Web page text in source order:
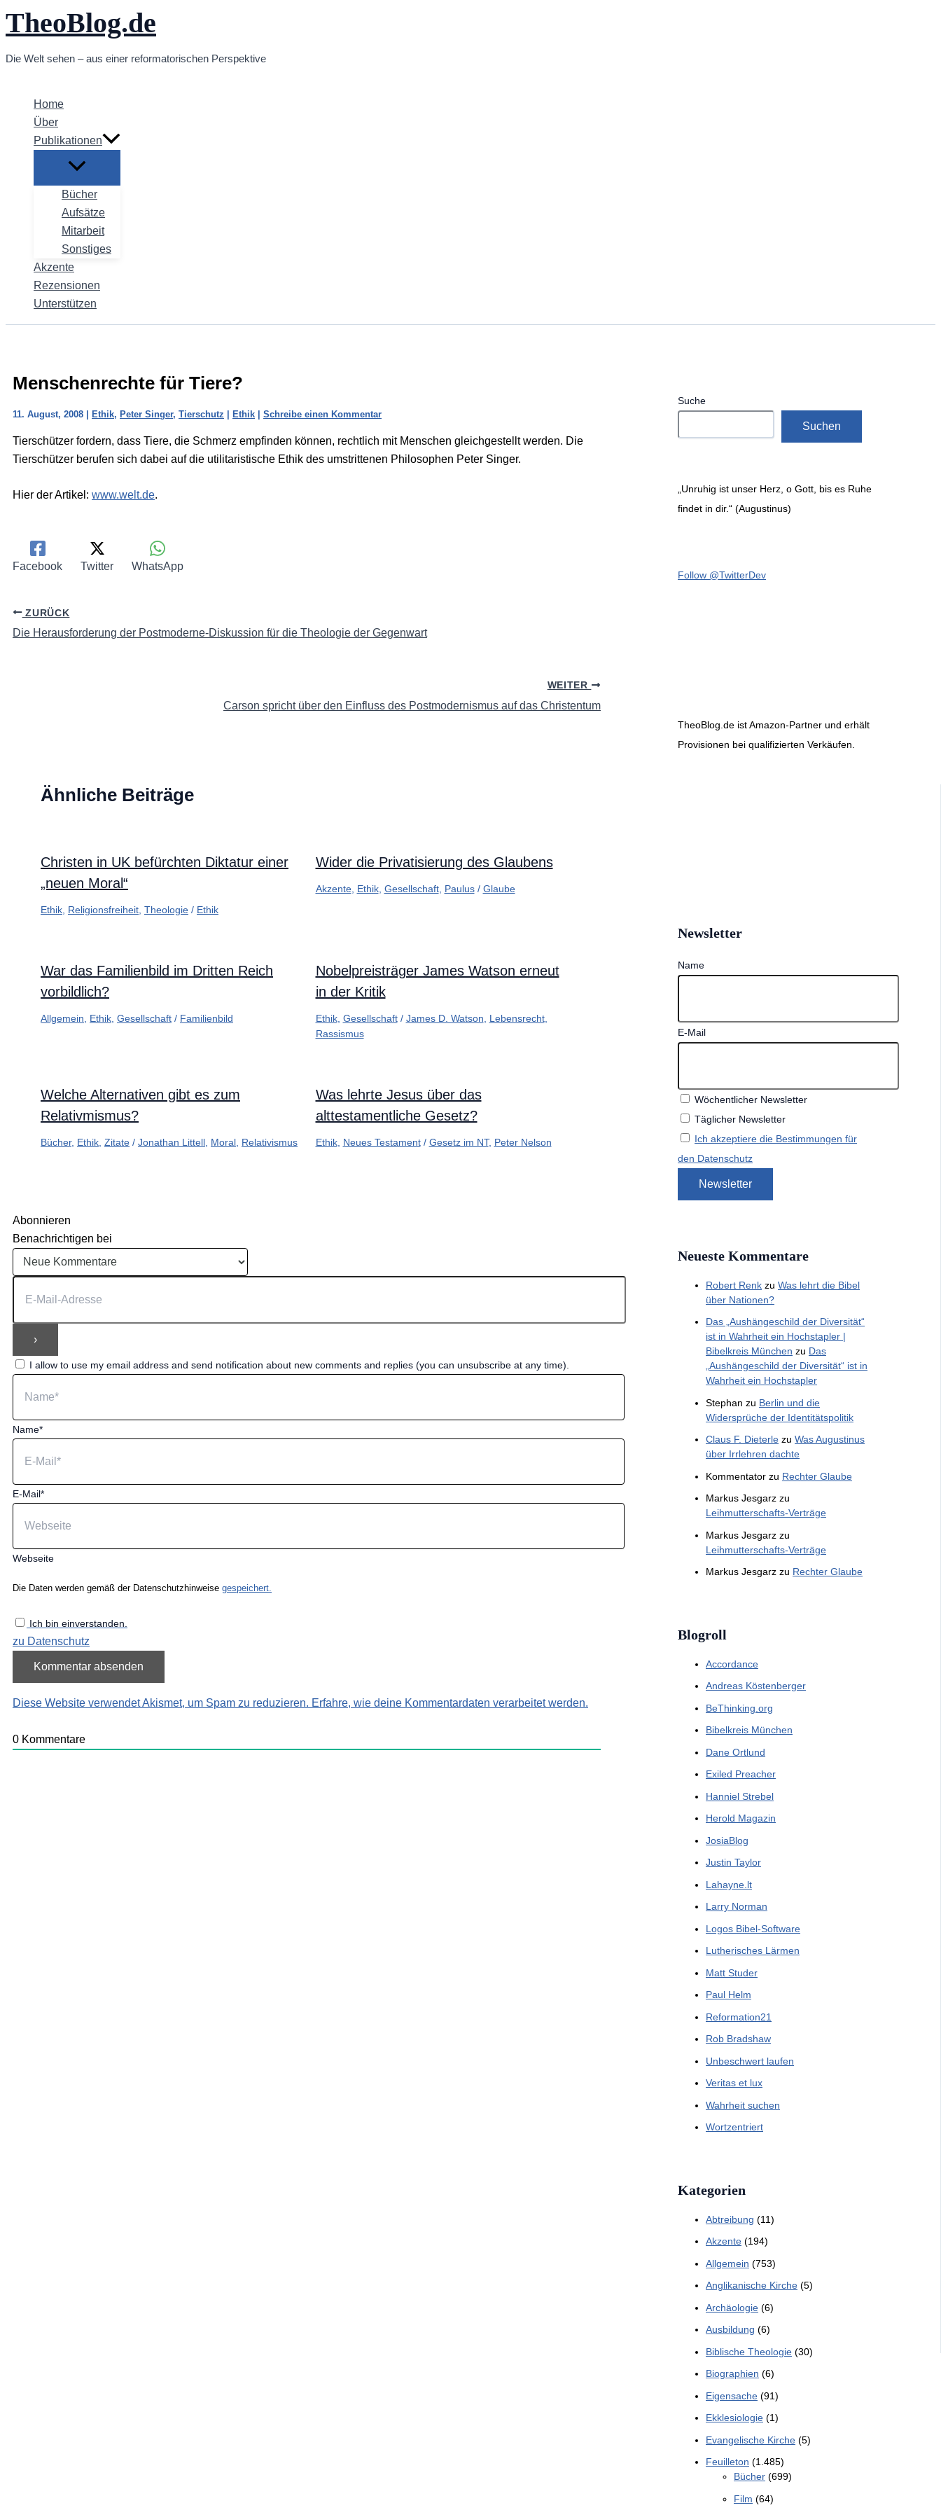
Zum
Inhalt
TheoBlog.de
Die Welt sehen – aus einer reformatorischen Perspektive
Home
Über
Publikationen
Bücher
Aufsätze
Mitarbeit
Sonstiges
Akzente
Rezensionen
Unterstützen
Menschenrechte für Tiere?
11. August, 2008 | Ethik, Peter Singer, Tierschutz | Ethik | Schreibe einen Kommentar
Tierschützer fordern, dass Tiere, die Schmerz empfinden können, rechtlich mit Menschen gleichgestellt werden. Die
Tierschützer berufen sich dabei auf die utilitaristische Ethik des umstrittenen Philosophen Peter Singer.
Hier der Artikel: www.welt.de.
Facebook Twitter WhatsApp
ZURÜCK
Die Herausforderung der Postmoderne-Diskussion für die Theologie der Gegenwart
WEITER
Carson spricht über den Einfluss des Postmodernismus auf das Christentum
Ähnliche Beiträge
Christen in UK befürchten Diktatur einer
„neuen Moral“
Ethik Religionsfreiheit Theologie / Ethik
Wider die Privatisierung des Glaubens
Akzente, Ethik, Gesellschaft, Paulus/ Glaube
War das Familienbild im Dritten Reich
vorbildlich?
Allgemein Ethik Gesellschaft / Familienbild
Nobelpreisträger James Watson erneut
in der Kritik
Ethik, Gesellschaft/ James D. Watson Lebensrecht,
Rassismus
Welche Alternativen gibt es zum
Relativmismus?
Bücher, Ethik Zitate / Jonathan Littell Moral Relativismus
Was lehrte Jesus über das
alttestamentliche Gesetz?
Ethik, Neues Testament/ Gesetz im NT, Peter Nelson
Abonnieren
Benachrichtigen bei
I allow to use my email address and send notification about new comments and replies (you can unsubscribe at any time).
Name*
E-Mail*
Webseite
Die Daten werden gemäß der Datenschutzhinweise gespeichert.
Ich bin einverstanden.
zu Datenschutz
Diese Website verwendet Akismet, um Spam zu reduzieren. Erfahre, wie deine Kommentardaten verarbeitet werden.
0 Kommentare
Suche
Suchen
„Unruhig ist unser Herz, o Gott, bis es Ruhe
findet in dir.“ (Augustinus)
Follow @TwitterDev
TheoBlog.de ist Amazon-Partner und erhält
Provisionen bei qualifizierten Verkäufen.
Newsletter
Name
E-Mail
Wöchentlicher Newsletter
Täglicher Newsletter
Ich akzeptiere die Bestimmungen für
den Datenschutz
Neueste Kommentare
Robert Renk zu Was lehrt die Bibel
über Nationen?
Das „Aushängeschild der Diversität“
ist in Wahrheit ein Hochstapler |
Bibelkreis München zu Das
„Aushängeschild der Diversität“ ist in
Wahrheit ein Hochstapler
Stephan zu Berlin und die
Widersprüche der Identitätspolitik
Claus F. Dieterle zu Was Augustinus
über Irrlehren dachte
Kommentator zu Rechter Glaube
Markus Jesgarz zu
Leihmutterschafts-Verträge
Markus Jesgarz zu
Leihmutterschafts-Verträge
Markus Jesgarz zu Rechter Glaube
Blogroll
Accordance
Andreas Köstenberger
BeThinking.org
Bibelkreis München
Dane Ortlund
Exiled Preacher
Hanniel Strebel
Herold Magazin
JosiaBlog
Justin Taylor
Lahayne.lt
Larry Norman
Logos Bibel-Software
Lutherisches Lärmen
Matt Studer
Paul Helm
Reformation21
Rob Bradshaw
Unbeschwert laufen
Veritas et lux
Wahrheit suchen
Wortzentriert
Kategorien
Abtreibung (11)
Akzente (194)
Allgemein (753)
Anglikanische Kirche (5)
Archäologie (6)
Ausbildung (6)
Biblische Theologie (30)
Biographien (6)
Eigensache (91)
Ekklesiologie (1)
Evangelische Kirche (5)
Feuilleton (1.485)
Bücher (699)
Film (64)